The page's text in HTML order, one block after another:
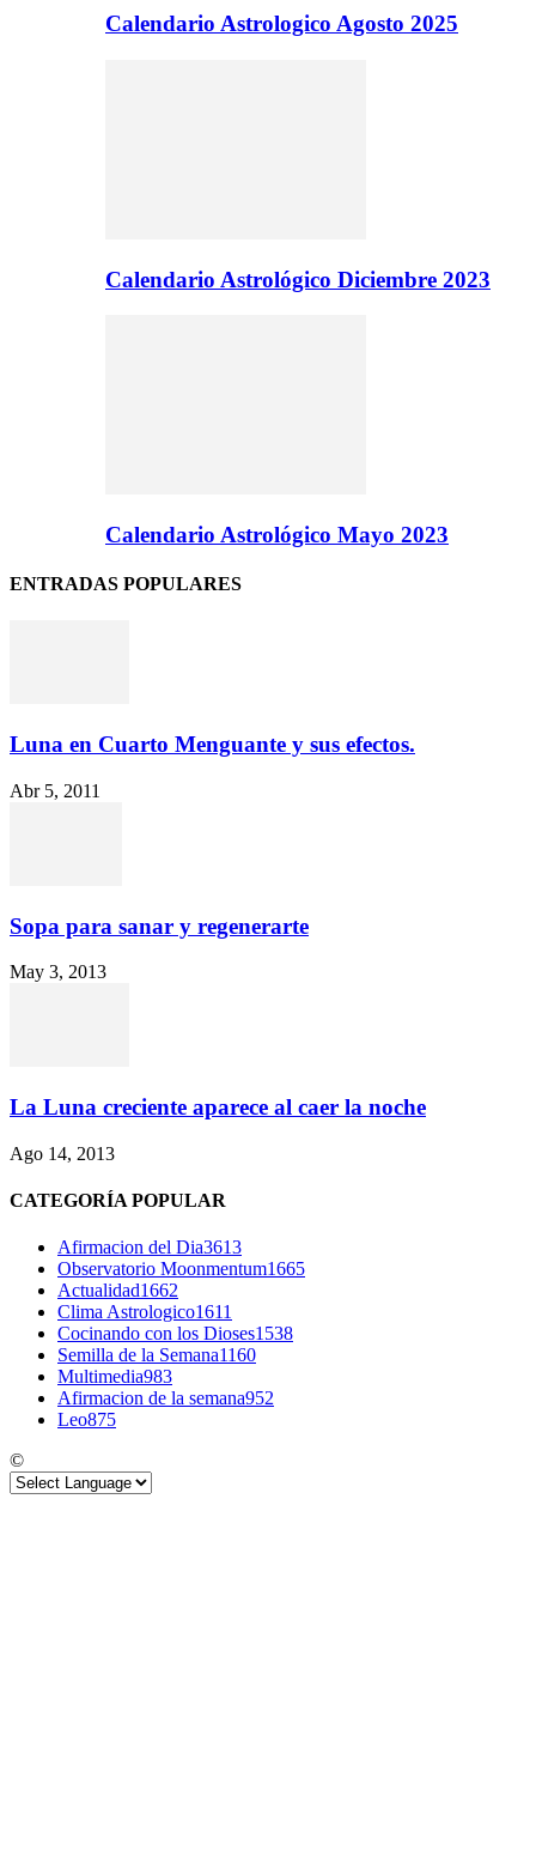
Calendario Astrologico Agosto 2025
Calendario Astrológico Diciembre 2023
Calendario Astrológico Mayo 2023
ENTRADAS POPULARES
Luna en Cuarto Menguante y sus efectos.
Abr 5, 2011
Sopa para sanar y regenerarte
May 3, 2013
La Luna creciente aparece al caer la noche
Ago 14, 2013
CATEGORÍA POPULAR
Afirmacion del Dia3613
Observatorio Moonmentum1665
Actualidad1662
Clima Astrologico1611
Cocinando con los Dioses1538
Semilla de la Semana1160
Multimedia983
Afirmacion de la semana952
Leo875
©